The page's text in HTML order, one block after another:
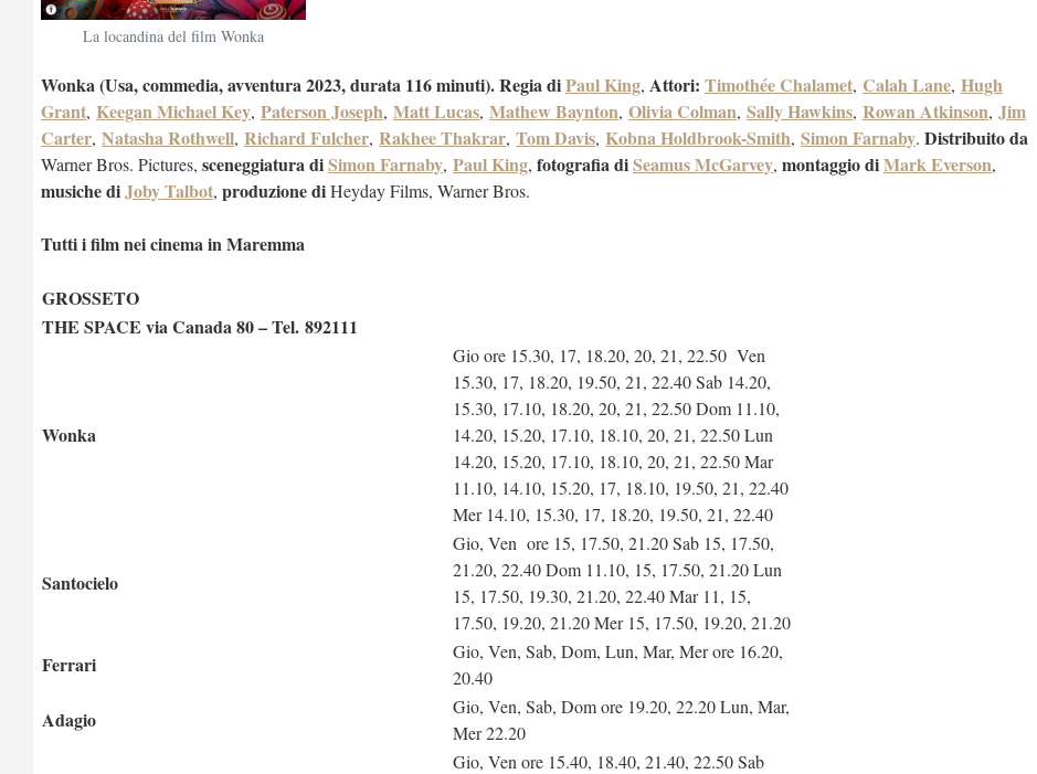
La locandina del film Wonka
Wonka (Usa,commedia, avventura2023, durata 116minuti).Regia diPaul King, Attori: Timothée Chalamet, Calah Lane, Hugh
Grant, Keegan Michael Key, Paterson Joseph, Matt Lucas, Mathew Baynton, Olivia Colman, Sally Hawkins, Rowan Atkinson, Jim
Carter, Natasha Rothwell, Richard Fulcher, Rakhee Thakrar, Tom Davis, Kobna Holdbrook-Smith, Simon Farnaby. Distribuito da
Warner Bros. Pictures, sceneggiatura diSimon Farnaby, Paul King, fotografia diSeamus McGarvey, montaggio diMark Everson,
musiche diJoby Talbot, produzione diHeyday Films, Warner Bros.
Tutti i film nei cinema in Maremma
GROSSETO
THE SPACE via Canada 80 – Tel. 892111
Wonka
Gio ore 15.30, 17, 18.20, 20, 21, 22.50 Ven
15.30, 17, 18.20, 19.50, 21, 22.40 Sab 14.20,
15.30, 17.10, 18.20, 20, 21, 22.50 Dom 11.10,
14.20, 15.20, 17.10, 18.10, 20, 21, 22.50 Lun
14.20, 15.20, 17.10, 18.10, 20, 21, 22.50 Mar
11.10, 14.10, 15.20, 17, 18.10, 19.50, 21, 22.40
Mer 14.10, 15.30, 17, 18.20, 19.50, 21, 22.40
Santocielo
Gio, Ven ore 15, 17.50, 21.20 Sab 15, 17.50,
21.20, 22.40 Dom 11.10, 15, 17.50, 21.20 Lun
15, 17.50, 19.30, 21.20, 22.40 Mar 11, 15,
17.50, 19.20, 21.20 Mer 15, 17.50, 19.20, 21.20
Ferrari
Gio, Ven, Sab, Dom, Lun, Mar, Mer ore 16.20,
20.40
Adagio
Gio, Ven, Sab, Dom ore 19.20, 22.20 Lun, Mar,
Mer 22.20
Gio, Ven ore 15.40, 18.40, 21.40, 22.50 Sab